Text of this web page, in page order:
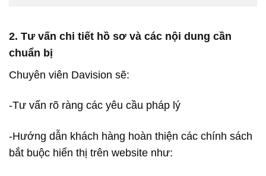
2. Tư vấn chi tiết hồ sơ và các nội dung cần
chuẩn bị
Chuyên viên Davision sẽ:
-Tư vấn rõ ràng các yêu cầu pháp lý
-Hướng dẫn khách hàng hoàn thiện các chính sách
bắt buộc hiển thị trên website như: